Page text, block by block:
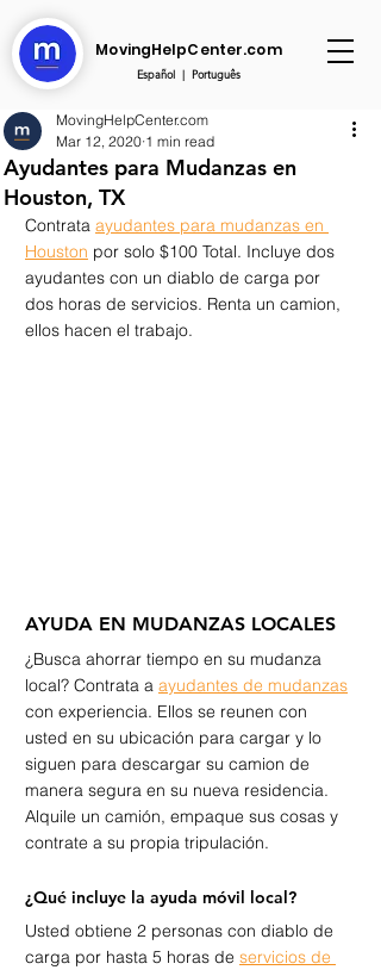
MovingHelpCenter.com
Español| Português
Ayudantes para Mudanzas en
Houston, TX
MovingHelpCenter.com
Mar 12, 2020 1 min read
Contrata ayudantes para mudanzas en
Houston por solo $100 Total. Incluye dos
ayudantes con un diablo de carga por
dos horas de servicios. Renta un camion,
ellos hacen el trabajo.
AYUDA EN MUDANZAS LOCALES
¿Busca ahorrar tiempo en su mudanza
local? Contrata a ayudantes de mudanzas
con experiencia. Ellos se reunen con
usted en su ubicación para cargar y lo
siguen para descargar su camion de
manera segura en su nueva residencia.
Alquile un camión, empaque sus cosas y
contrate a su propia tripulación.
¿Qué incluye la ayuda móvil local?
Usted obtiene 2 personas con diablo de
carga por hasta 5 horas de servicios de